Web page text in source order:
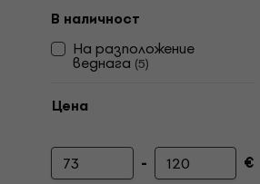
В наличност
На разположение
веднага (5)
Цена
Минимална
- Максимална €